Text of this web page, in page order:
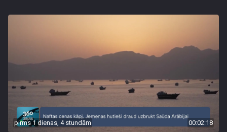
pirms 1 dienas, 4 stundām 00:02:18